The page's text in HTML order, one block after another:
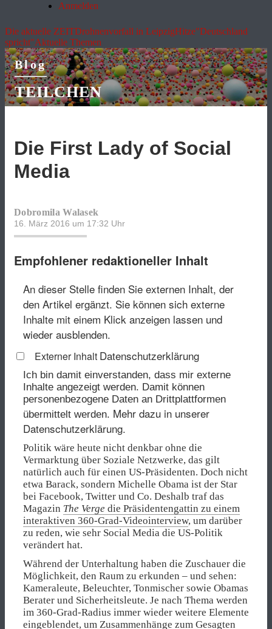
Anmelden
Die aktuelle ZEITDrohnenvorfall in LeipzigHitze"Deutschland
spricht"Aktuelle Themen
Blog
TEILCHEN
Die First Lady of Social
Media
Dobromila Walasek
16. März 2016 um 17:32 Uhr
Empfohlener redaktioneller Inhalt
An dieser Stelle finden Sie externen Inhalt, der
den Artikel ergänzt. Sie können sich externe
Inhalte mit einem Klick anzeigen lassen und
wieder ausblenden.
Externer Inhalt Datenschutzerklärung
Ich bin damit einverstanden, dass mir externe
Inhalte angezeigt werden. Damit können
personenbezogene Daten an Drittplattformen
übermittelt werden. Mehr dazu in unserer
Datenschutzerklärung.
Politik wäre heute nicht denkbar ohne die
Vermarktung über Soziale Netzwerke, das gilt
natürlich auch für einen US-Präsidenten. Doch nicht
etwa Barack, sondern Michelle Obama ist der Star
bei Facebook, Twitter und Co. Deshalb traf das
Magazin The Verge die Präsidentengattin zu einem
interaktiven 360-Grad-Videointerview, um darüber
zu reden, wie sehr Social Media die US-Politik
verändert hat.
Während der Unterhaltung haben die Zuschauer die
Möglichkeit, den Raum zu erkunden – und sehen:
Kameraleute, Beleuchter, Tonmischer sowie Obamas
Berater und Sicherheitsleute. Je nach Thema werden
im 360-Grad-Radius immer wieder weitere Elemente
eingeblendet, um Zusammenhänge zum Gesagten